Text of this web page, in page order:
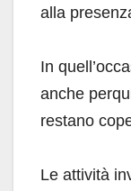
alla
In
anche
restano
Le attività